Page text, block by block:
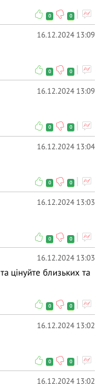
0 0
16.12.2024 13:09
0 0
16.12.2024 13:09
0 0
16.12.2024 13:04
0 0
16.12.2024 13:03
0 0
16.12.2024 13:03
цінуйте близьких та
0 0
16.12.2024 13:02
0 0
16.12.2024 13:02